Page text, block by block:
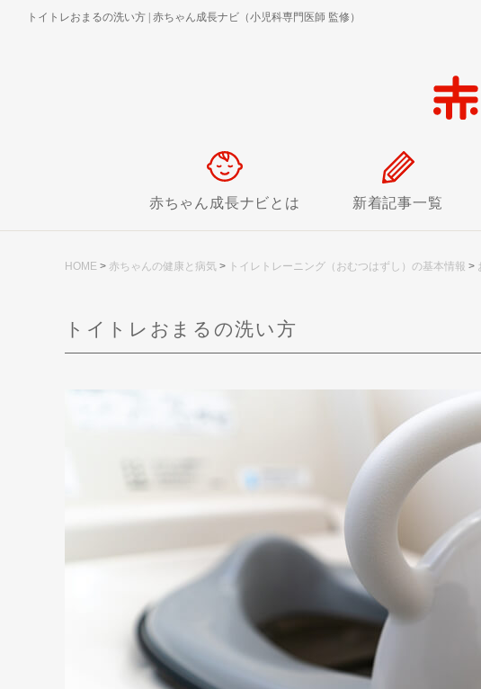
トイトレおまるの洗い方 赤ちゃん成長ナビ（小児科専門医師 監修）
赤ちゃん成長ナビとは 新着記事一覧
HOME > 赤ちゃんの健康と病気 > トイレトレーニング（おむつはずし）の基本情報 >
トイトレおまるの洗い方